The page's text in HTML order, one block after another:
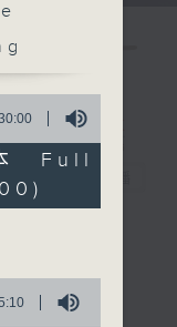
Full